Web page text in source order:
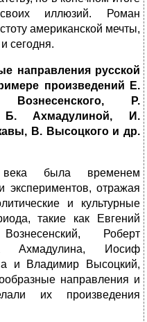
иллюзий. Роман
американской мечты,
сегодня.
направления русской
произведений Е.
Р.
Б. Ахмадулиной, И.
В. Высоцкого и др.
была временем
экспериментов, отражая
и культурные
такие как Евгений
Роберт
Ахмадулина, Иосиф
и Владимир Высоцкий,
направления и
их произведения